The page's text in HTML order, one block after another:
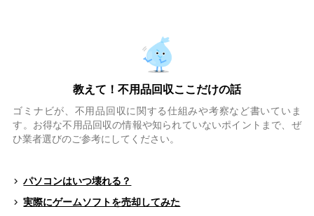
教えて！不用品回収ここだけの話
ゴミナビが、不用品回収に関する仕組みや考察など書いていま
す。お得な不用品回収の情報や知られていないポイントまで、ぜ
ひ業者選びのご参考にしてください。
パソコンはいつ壊れる？
実際にゲームソフトを売却してみた